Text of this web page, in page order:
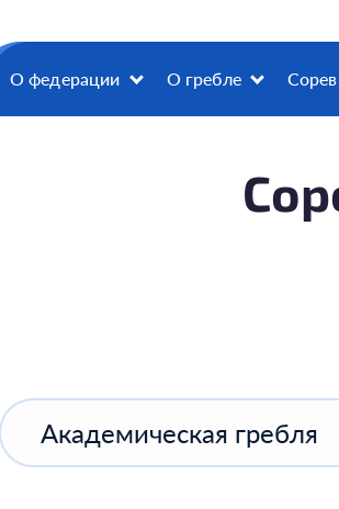
О федерации О гребле
Академическая гребля